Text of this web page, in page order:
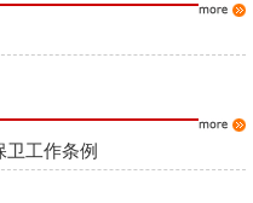
工作条例